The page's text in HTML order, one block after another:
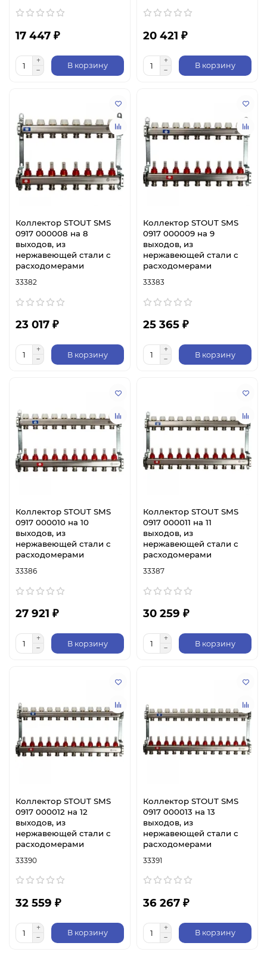
17 447 ₽
В корзину
20 421 ₽
В корзину
Коллектор STOUT SMS
0917 000008 на 8
выходов, из
нержавеющей стали с
расходомерами
33382
23 017 ₽
В корзину
Коллектор STOUT SMS
0917 000009 на 9
выходов, из
нержавеющей стали с
расходомерами
33383
25 365 ₽
В корзину
Коллектор STOUT SMS
0917 000010 на 10
выходов, из
нержавеющей стали с
расходомерами
33386
27 921 ₽
В корзину
Коллектор STOUT SMS
0917 000011 на 11
выходов, из
нержавеющей стали с
расходомерами
33387
30 259 ₽
В корзину
Коллектор STOUT SMS
0917 000012 на 12
выходов, из
нержавеющей стали с
расходомерами
33390
32 559 ₽
В корзину
Коллектор STOUT SMS
0917 000013 на 13
выходов, из
нержавеющей стали с
расходомерами
33391
36 267 ₽
В корзину